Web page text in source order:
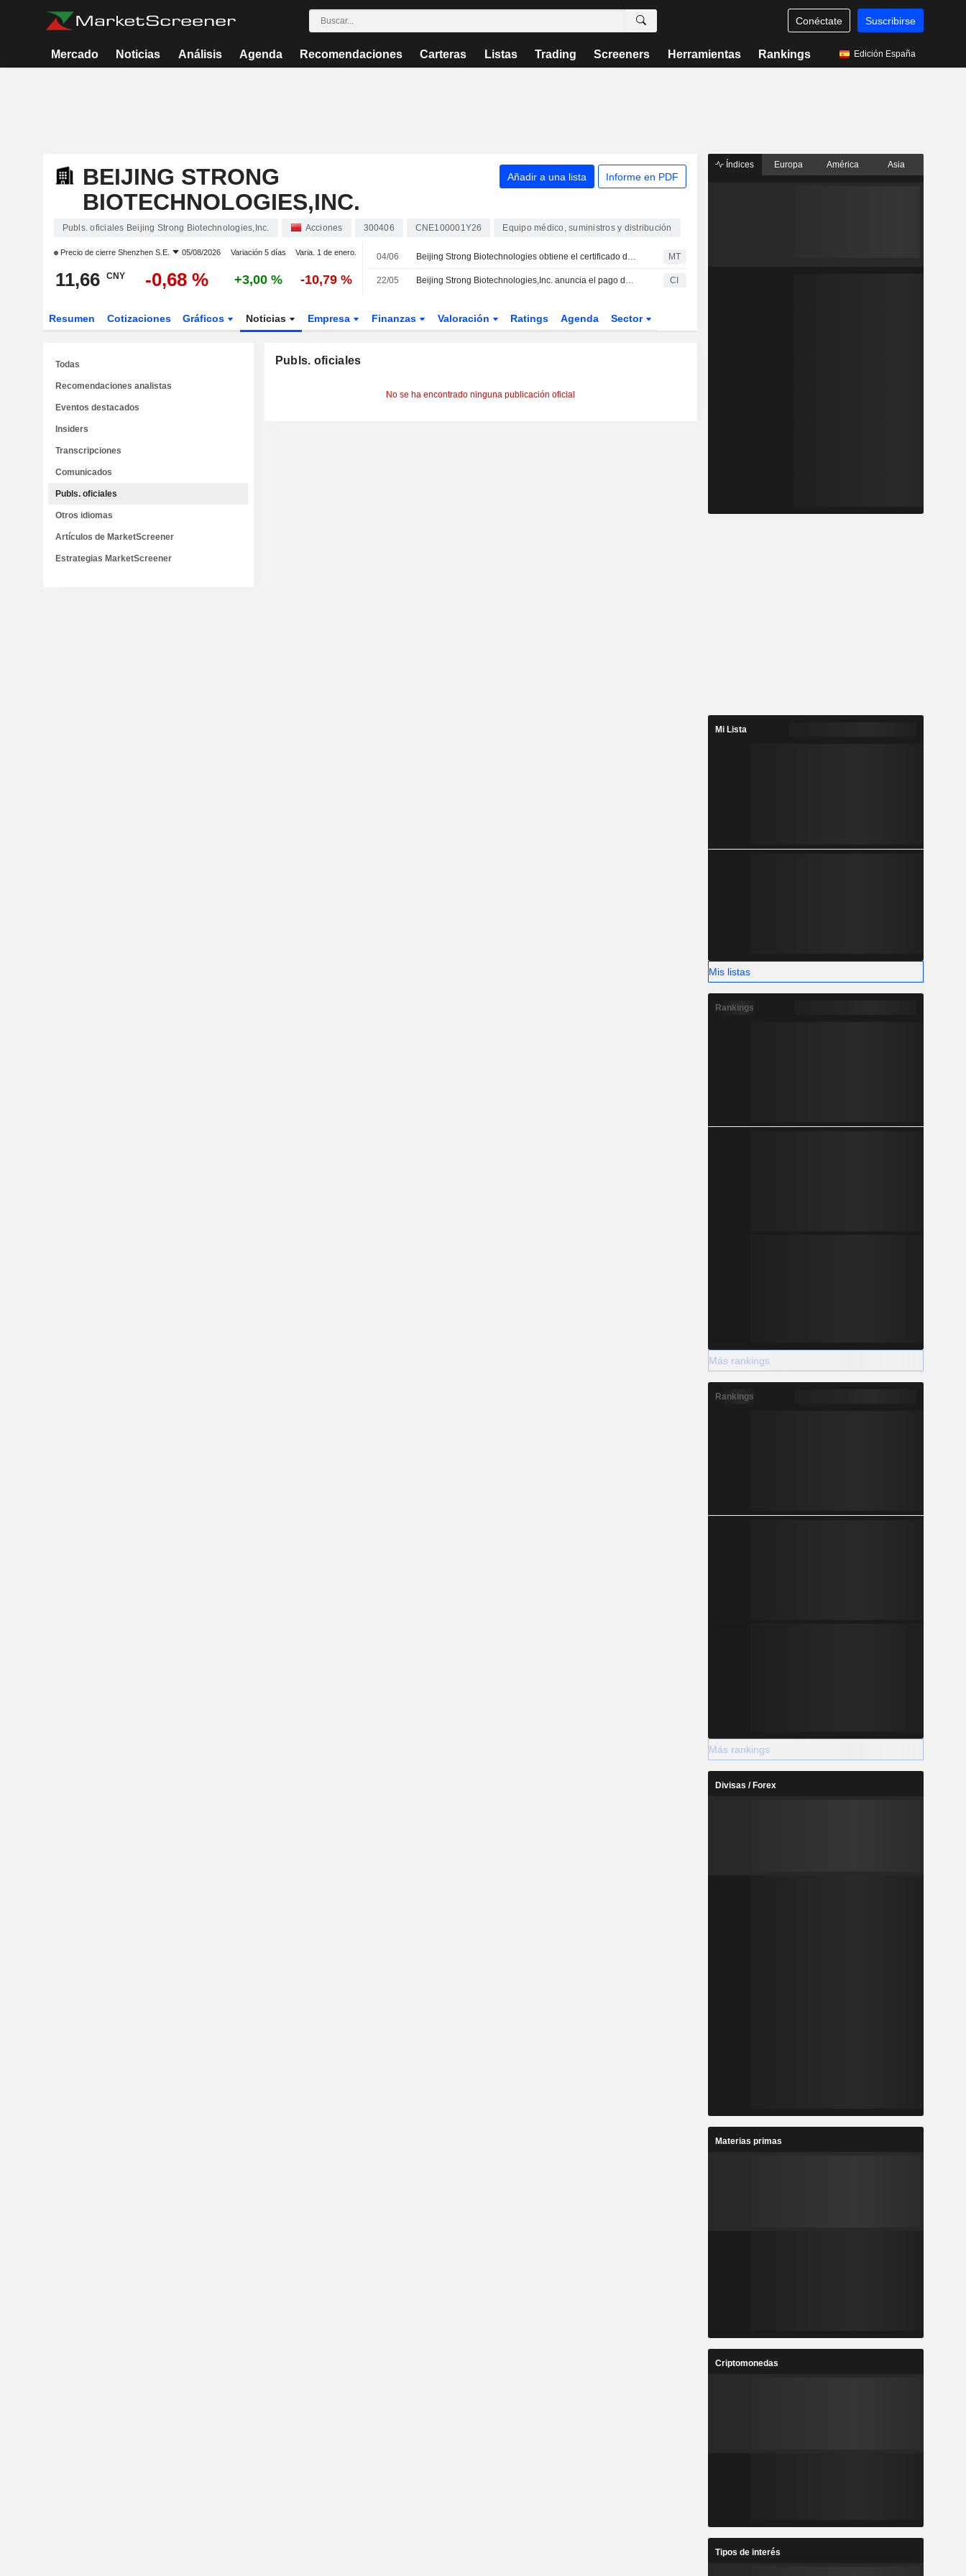
Conéctate Suscribirse
Mercado Noticias Análisis Agenda Recomendaciones Carteras Listas Trading Screeners Herramientas Rankings Edición España
BEIJING STRONG
BIOTECHNOLOGIES,INC.
Añadir a una lista Informe en PDF
Publs. oficiales Beijing Strong Biotechnologies,Inc. Acciones 300406 CNE100001Y26 Equipo médico, suministros y distribución
Precio de cierre Shenzhen S.E. 05/08/2026 Variación 5 días Varia. 1 de enero.
11,66 CNY -0,68 % +3,00 % -10,79 %
04/06 Beijing Strong Biotechnologies obtiene el certificado de registro para su kit de inmunoensayo por quimioluminiscencia MT
22/05 Beijing Strong Biotechnologies,Inc. anuncia el pago de dividendos en efectivo para sus acciones de clase A correspondiente a 2025, pagadero el 29 de mayo de 2026 CI
Resumen Cotizaciones Gráficos Noticias Empresa Finanzas Valoración Ratings Agenda Sector
Publs. oficiales
No se ha encontrado ninguna publicación oficial
Todas
Recomendaciones analistas
Eventos destacados
Insiders
Transcripciones
Comunicados
Publs. oficiales
Otros idiomas
Artículos de MarketScreener
Estrategias MarketScreener
Índices Europa América Asia
Mi Lista
Mis listas
Rankings
Más rankings
Rankings
Más rankings
Divisas / Forex
Materias primas
Criptomonedas
Tipos de interés